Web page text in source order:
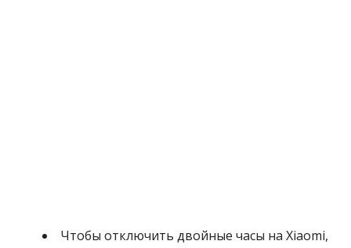
Чтобы отключить двойные часы на Xiaomi,